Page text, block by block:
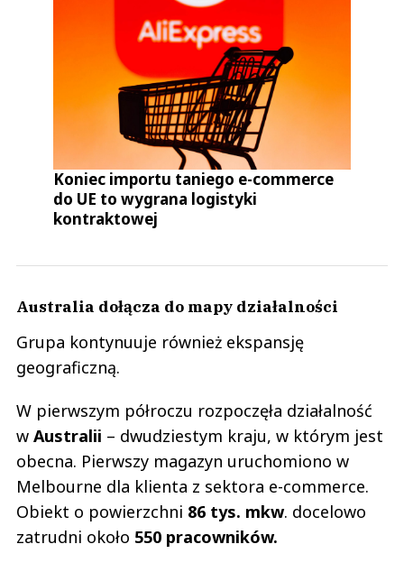
Koniec importu taniego e-commerce
do UE to wygrana logistyki
kontraktowej
Australia dołącza do mapy działalności
Grupa kontynuuje również ekspansję
geograficzną.
W pierwszym półroczu rozpoczęła działalność
w Australii – dwudziestym kraju, w którym jest
obecna. Pierwszy magazyn uruchomiono w
Melbourne dla klienta z sektora e-commerce.
Obiekt o powierzchni 86 tys. mkw. docelowo
zatrudni około 550 pracowników.